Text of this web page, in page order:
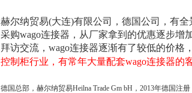
赫尔纳贸易(大连)有限公司，德国公司，有全
采购wago连接器 ，从厂家拿到的优惠逐步增
拜访交流， wago连接器逐渐有了较低的价格
控制柜行业 ， 有常年大量配套wago连接器的
德国总部，赫尔纳贸易Heilna Trade Gm bH ，2013年德国注